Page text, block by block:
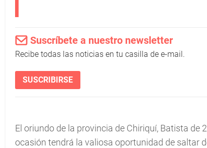
Suscríbete a nuestro newsletter
Recibe todas las noticias en tu casilla de e-mail.
SUSCRIBIRSE
El oriundo de la provincia de Chiriquí, Batista de
ocasión tendrá la valiosa oportunidad de saltar